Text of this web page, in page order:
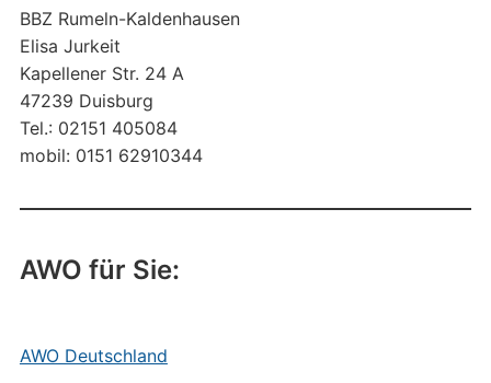
BBZ Rumeln-Kaldenhausen
Elisa Jurkeit
Kapellener Str. 24 A
47239 Duisburg
Tel.: 02151 405084
mobil: 0151 62910344
AWO für Sie:
AWO Deutschland